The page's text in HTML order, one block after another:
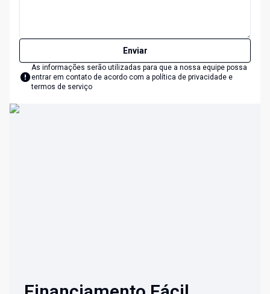
Enviar
As informações serão utilizadas para que a nossa equipe possa
entrar em contato de acordo com a política de privacidade e
termos de serviço